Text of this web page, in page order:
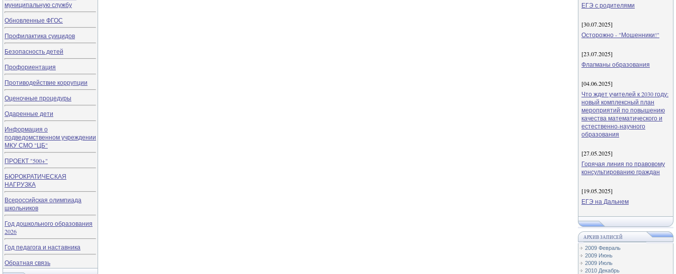
муниципальную службу
Обновленные ФГОС
Профилактика суицидов
Безопасность детей
Профориентация
Противодействие коррупции
Оценочные процедуры
Одаренные дети
Информация о
подведомственном учреждении
МКУ СМО "ЦБ"
ПРОЕКТ "500+"
БЮРОКРАТИЧЕСКАЯ
НАГРУЗКА
Всероссийская олимпиада
школьников
Год дошкольного образования
2026
Год педагога и наставника
Обратная связь
ЕГЭ с родителями
[30.07.2025]
Осторожно - "Мошенники!"
[23.07.2025]
Флагманы образования
[04.06.2025]
Что ждет учителей к 2030 году:
новый комплексный план
мероприятий по повышению
качества математического и
естественно-научного
образования
[27.05.2025]
Горячая линия по правовому
консультированию граждан
[19.05.2025]
ЕГЭ на Дальнем
АРХИВ ЗАПИСЕЙ
2009 Февраль
2009 Июнь
2009 Июль
2010 Декабрь